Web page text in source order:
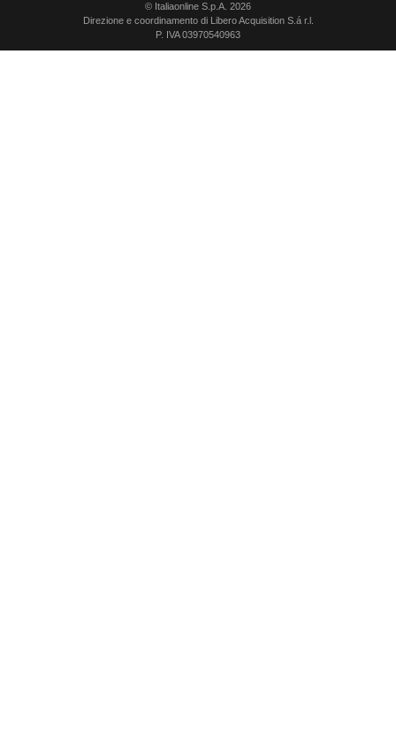
© Italiaonline S.p.A. 2026
Direzione e coordinamento di Libero Acquisition S.á r.l.
P. IVA 03970540963